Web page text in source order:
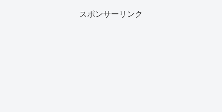
スポンサーリンク